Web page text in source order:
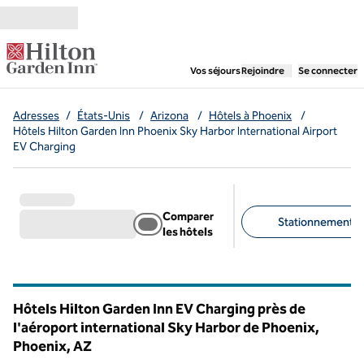
Vos séjours,ouvre un nouvel
Rejoindre Se connecter
Adresses / États-Unis / Arizona / Hôtels à Phoenix
/
Hôtels Hilton Garden Inn Phoenix Sky Harbor International Airport
EV Charging
Comparer
les hôtels
Stationnement
Hôtels Hilton Garden Inn EV Charging près de
l'aéroport international Sky Harbor de Phoenix,
Phoenix,AZ